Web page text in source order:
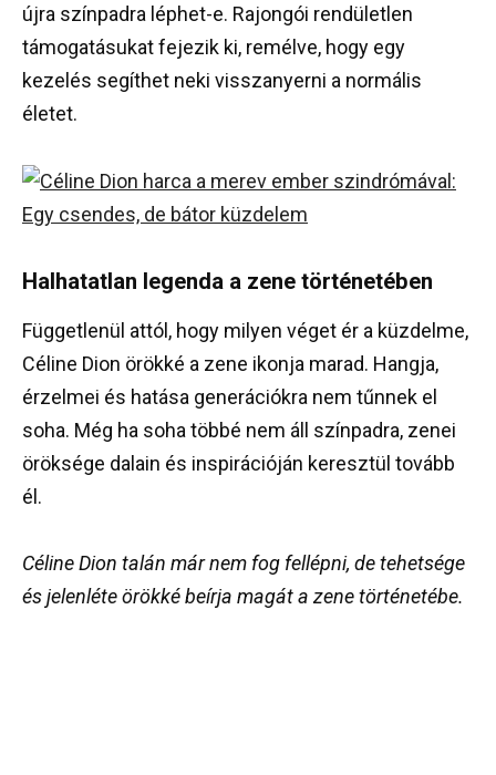
újra színpadra léphet-e. Rajongói rendületlen
támogatásukat fejezik ki, remélve, hogy egy
kezelés segíthet neki visszanyerni a normális
életet.
Halhatatlan legenda a zene történetében
Függetlenül attól, hogy milyen véget ér a küzdelme,
Céline Dion örökké a zene ikonja marad. Hangja,
érzelmei és hatása generációkra nem tűnnek el
soha. Még ha soha többé nem áll színpadra, zenei
öröksége dalain és inspirációján keresztül tovább
él.
Céline Dion talán már nem fog fellépni, de tehetsége
és jelenléte örökké beírja magát a zene történetébe.